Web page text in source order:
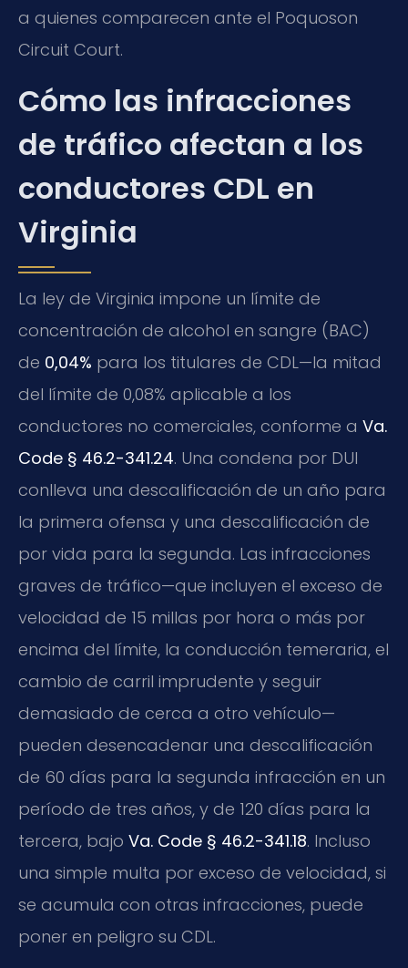
a quienes comparecen ante el Poquoson
Circuit Court.
Cómo las infracciones
de tráfico afectan a los
conductores CDL en
Virginia
La ley de Virginia impone un límite de
concentración de alcohol en sangre (BAC)
de 0,04% para los titulares de CDL—la mitad
del límite de 0,08% aplicable a los
conductores no comerciales, conforme a Va.
Code § 46.2-341.24. Una condena por DUI
conlleva una descalificación de un año para
la primera ofensa y una descalificación de
por vida para la segunda. Las infracciones
graves de tráfico—que incluyen el exceso de
velocidad de 15 millas por hora o más por
encima del límite, la conducción temeraria, el
cambio de carril imprudente y seguir
demasiado de cerca a otro vehículo—
pueden desencadenar una descalificación
de 60 días para la segunda infracción en un
período de tres años, y de 120 días para la
tercera, bajo Va. Code § 46.2-341.18. Incluso
una simple multa por exceso de velocidad, si
se acumula con otras infracciones, puede
poner en peligro su CDL.